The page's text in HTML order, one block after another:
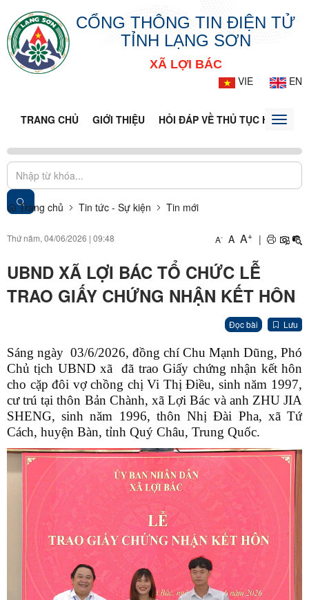
CỔNG THÔNG TIN ĐIỆN TỬ
TỈNH LẠNG SƠN
XÃ LỢI BÁC
VIE
EN
TRANG CHỦ GIỚI THIỆU HỎI ĐÁP VỀ THỦ TỤC HÀNHToggle
Trang chủ Tin tức - Sự kiện Tin mới
Thứ năm, 04/06/2026 | 09:48 A- A A+ |
UBND XÃ LỢI BÁC TỔ CHỨC LỄ
TRAO GIẤY CHỨNG NHẬN KẾT HÔN
Đọc bài Lưu
Sáng ngày 03/6/2026, đồng chí Chu Mạnh Dũng, Phó
Chủ tịch UBND xã đã trao Giấy chứng nhận kết hôn
cho cặp đôi vợ chồng chị Vi Thị Điều, sinh năm 1997,
cư trú tại thôn Bản Chành, xã Lợi Bác và anh ZHU JIA
SHENG, sinh năm 1996, thôn Nhị Đài Pha, xã Tứ
Cách, huyện Bàn, tỉnh Quý Châu, Trung Quốc.